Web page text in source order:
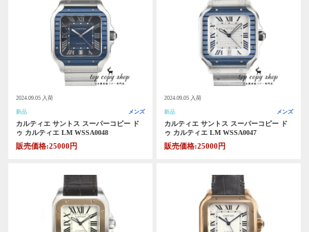
2024.09.05 入荷
新品 メンズ
カルティエ サントス スーパーコピー ド
ゥ カルティエ LM WSSA0048
販売価格:25000円
2024.09.05 入荷
新品 メンズ
カルティエ サントス スーパーコピー ド
ゥ カルティエ LM WSSA0047
販売価格:25000円